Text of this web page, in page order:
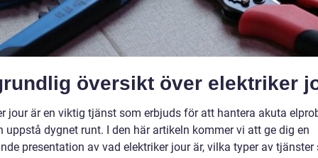
översikt över elektriker
jour är en viktig tjänst som erbjuds för att hantera akuta
uppstå dygnet runt. I den här artikeln kommer vi att ge dig en
presentation av vad elektriker jour är, vilka typer av tjänster